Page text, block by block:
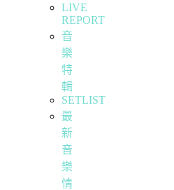
LIVE
REPORT
音
樂
特
輯
SETLIST
最
新
音
樂
情